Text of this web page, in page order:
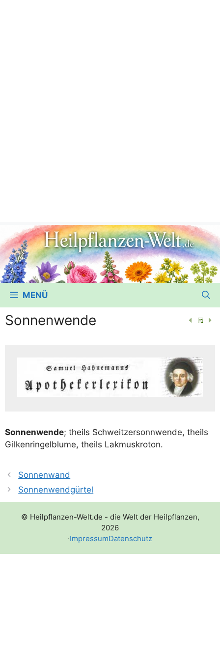
MENÜ
Sonnenwende
Son­nen­wen­de; theils Schweit­zer­sonn­wen­de, theils
Gil­ken­rin­gel­blu­me, theils Lakmuskroton.
Sonnenwand
Sonnenwendgürtel
© Heilpflanzen-Welt.de - die Welt der Heilpflanzen,
2026
·ImpressumDatenschutz